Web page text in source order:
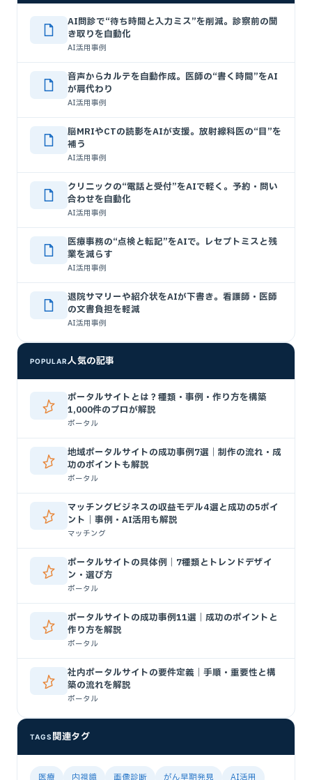
AI問診で“待ち時間と入力ミス”を削減。診察前の聞
き取りを自動化
AI活用事例
音声からカルテを自動作成。医師の“書く時間”をAI
が肩代わり
AI活用事例
脳MRIやCTの読影をAIが支援。放射線科医の“目”を
補う
AI活用事例
クリニックの“電話と受付”をAIで軽く。予約・問い
合わせを自動化
AI活用事例
医療事務の“点検と転記”をAIで。レセプトミスと残
業を減らす
AI活用事例
退院サマリーや紹介状をAIが下書き。看護師・医師
の文書負担を軽減
AI活用事例
POPULAR人気の記事
ポータルサイトとは？種類・事例・作り方を構築
1,000件のプロが解説
ポータル
地域ポータルサイトの成功事例7選｜制作の流れ・成
功のポイントも解説
ポータル
マッチングビジネスの収益モデル4選と成功の5ポイ
ント｜事例・AI活用も解説
マッチング
ポータルサイトの具体例｜7種類とトレンドデザイ
ン・選び方
ポータル
ポータルサイトの成功事例11選｜成功のポイントと
作り方を解説
ポータル
社内ポータルサイトの要件定義｜手順・重要性と構
築の流れを解説
ポータル
TAGS 関連タグ
医療 内視鏡 画像診断 がん早期発見 AI活用